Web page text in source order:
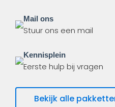
Mail ons
Stuur ons een mail
Kennisplein
Eerste hulp bij vragen
Bekijk alle